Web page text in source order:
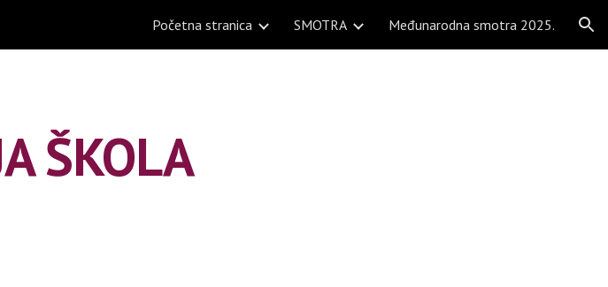
Skip to navigation
Početna stranica SMOTRA Međunarodna smotra 2025.
ŠKOLA